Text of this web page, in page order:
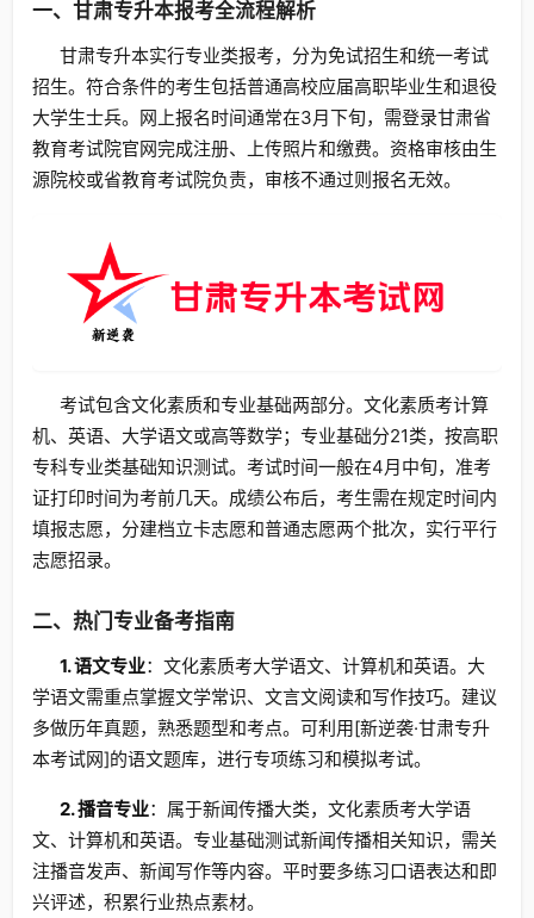
一、甘肃专升本报考全流程解析
甘肃专升本实行专业类报考，分为免试招生和统一考试
招生。符合条件的考生包括普通高校应届高职毕业生和退役
大学生士兵。网上报名时间通常在3月下旬，需登录甘肃省
教育考试院官网完成注册、上传照片和缴费。资格审核由生
源院校或省教育考试院负责，审核不通过则报名无效。
考试包含文化素质和专业基础两部分。文化素质考计算
机、英语、大学语文或高等数学；专业基础分21类，按高职
专科专业类基础知识测试。考试时间一般在4月中旬，准考
证打印时间为考前几天。成绩公布后，考生需在规定时间内
填报志愿，分建档立卡志愿和普通志愿两个批次，实行平行
志愿招录。
二、热门专业备考指南
1. 语文专业：文化素质考大学语文、计算机和英语。大
学语文需重点掌握文学常识、文言文阅读和写作技巧。建议
多做历年真题，熟悉题型和考点。可利用[新逆袭·甘肃专升
本考试网]的语文题库，进行专项练习和模拟考试。
2. 播音专业：属于新闻传播大类，文化素质考大学语
文、计算机和英语。专业基础测试新闻传播相关知识，需关
注播音发声、新闻写作等内容。平时要多练习口语表达和即
兴评述，积累行业热点素材。